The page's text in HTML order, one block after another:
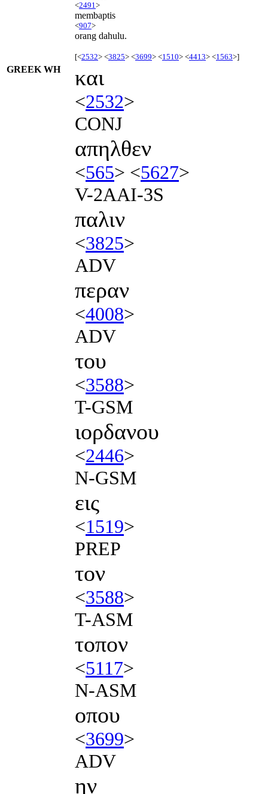
<2491 >
membaptis
<907>
orang dahulu.
[<2532> <3825> <3699> <1510> <4413> <1563>]
GREEK WH και
<2532>
CONJ
απηλθεν
<565> <5627>
V-2AAI-3S
παλιν
<3825>
ADV
περαν
<4008>
ADV
του
<3588>
T-GSM
ιορδανου
<2446>
N-GSM
εις
<1519>
PREP
τον
<3588>
T-ASM
τοπον
<5117>
N-ASM
οπου
<3699>
ADV
ην